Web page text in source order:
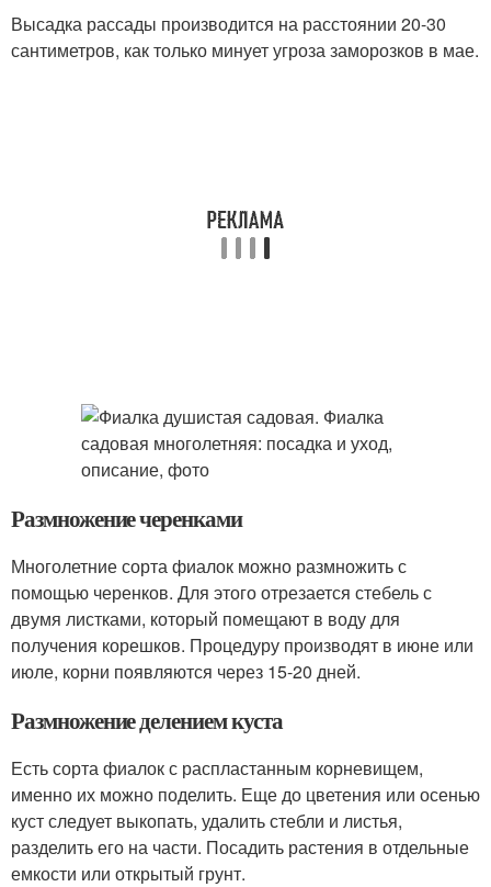
Высадка рассады производится на расстоянии 20-30
сантиметров, как только минует угроза заморозков в мае.
Размножение черенками
Многолетние сорта фиалок можно размножить с
помощью черенков. Для этого отрезается стебель с
двумя листками, который помещают в воду для
получения корешков. Процедуру производят в июне или
июле, корни появляются через 15-20 дней.
Размножение делением куста
Есть сорта фиалок с распластанным корневищем,
именно их можно поделить. Еще до цветения или осенью
куст следует выкопать, удалить стебли и листья,
разделить его на части. Посадить растения в отдельные
емкости или открытый грунт.